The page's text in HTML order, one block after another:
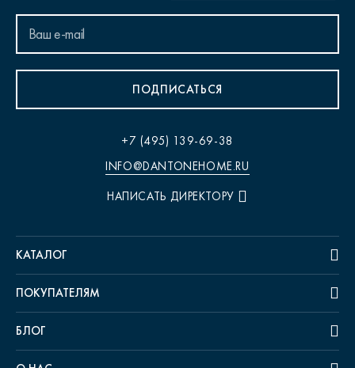
ПОДПИСАТЬСЯ
+7 (495) 139-69-38
INFO@DANTONEHOME.RU
НАПИСАТЬ ДИРЕКТОРУ
КАТАЛОГ
ПОКУПАТЕЛЯМ
БЛОГ